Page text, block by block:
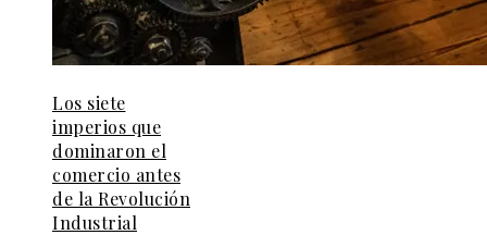
Los siete
imperios que
dominaron el
comercio antes
de la Revolución
Industrial